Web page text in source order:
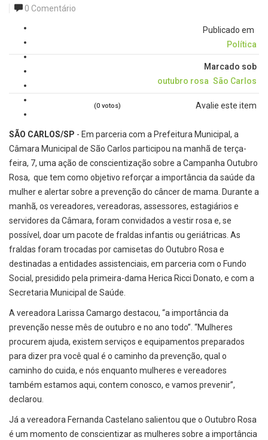
0 Comentário
Publicado em
Política
Marcado sob
outubro rosa São Carlos
Avalie este item
(0 votos)
SÃO CARLOS/SP - Em parceria com a Prefeitura Municipal, a
Câmara Municipal de São Carlos participou na manhã de terça-
feira, 7, uma ação de conscientização sobre a Campanha Outubro
Rosa, que tem como objetivo reforçar a importância da saúde da
mulher e alertar sobre a prevenção do câncer de mama. Durante a
manhã, os vereadores, vereadoras, assessores, estagiários e
servidores da Câmara, foram convidados a vestir rosa e, se
possível, doar um pacote de fraldas infantis ou geriátricas. As
fraldas foram trocadas por camisetas do Outubro Rosa e
destinadas a entidades assistenciais, em parceria com o Fundo
Social, presidido pela primeira-dama Herica Ricci Donato, e com a
Secretaria Municipal de Saúde.
A vereadora Larissa Camargo destacou, “a importância da
prevenção nesse mês de outubro e no ano todo”. “Mulheres
procurem ajuda, existem serviços e equipamentos preparados
para dizer pra você qual é o caminho da prevenção, qual o
caminho do cuida, e nós enquanto mulheres e vereadores
também estamos aqui, contem conosco, e vamos prevenir”,
declarou.
Já a vereadora Fernanda Castelano salientou que o Outubro Rosa
é um momento de conscientizar as mulheres sobre a importância